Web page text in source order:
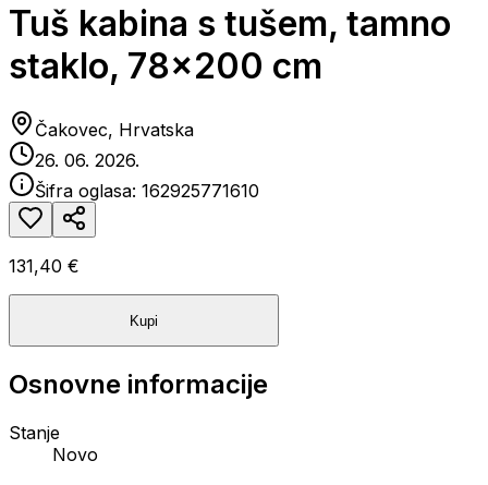
Tuš kabina s tušem, tamno
staklo, 78x200 cm
Čakovec, Hrvatska
26. 06. 2026.
Šifra oglasa: 162925771610
131,40 €
Kupi
Osnovne informacije
Stanje
Novo